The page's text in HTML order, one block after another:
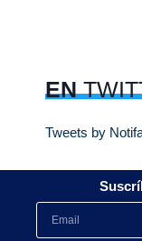
EN
Tweets by